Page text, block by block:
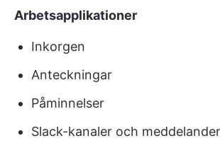
Arbetsapplikationer
Inkorgen
Anteckningar
Påminnelser
Slack-kanaler och